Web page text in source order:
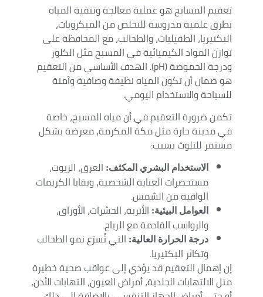
تعقيم المسابح هو عملية معالجة وتنقية المياه
بطرق علمية مدروسة للتخلص من الميكروبات،
البكتيريا، الطفيليات، والطحالب، مع المحافظة على
توازن المواد الكيميائية في المسبح مثل الكلور
ودرجة الحموضة (pH). الهدف الأساسي من التعقيم
هو ضمان أن تكون المياه نظيفة وصافية وآمنة
للسباحة والاستخدام اليومي.
تكمن ضرورة التعقيم في أن مياه المسبح، خاصة
في مدينة حارة مثل مكة المكرمة، معرضة بشكل
مستمر للتلوث بسبب:
الاستخدام البشري المكثف: العرق، الزيوت،
مستحضرات العناية الشخصية، وبقايا الكريمات
الواقية من الشمس.
العوامل البيئية: الأتربة، الحشرات، الأوراق،
والرواسب القادمة مع الرياح.
درجة الحرارة العالية: التي تُسرّع نمو الطحالب
وتكاثر البكتيريا.
إن إهمال التعقيم قد يؤدي إلى عواقب صحية خطيرة
مثل الالتهابات الجلدية، أمراض العيون، التهابات الأذن،